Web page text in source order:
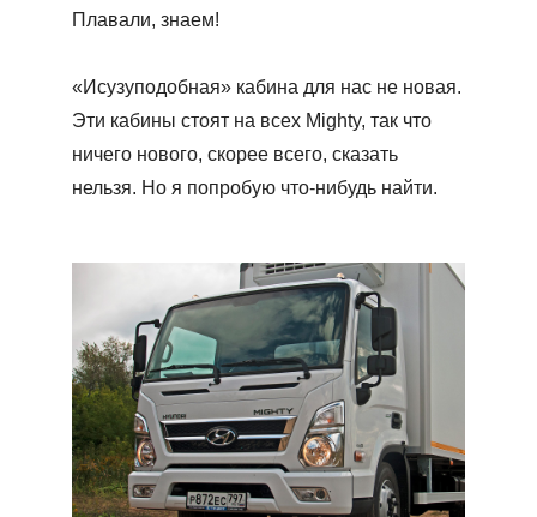
Плавали, знаем!
«Исузуподобная» кабина для нас не новая.
Эти кабины стоят на всех Mighty, так что
ничего нового, скорее всего, сказать
нельзя. Но я попробую что-нибудь найти.